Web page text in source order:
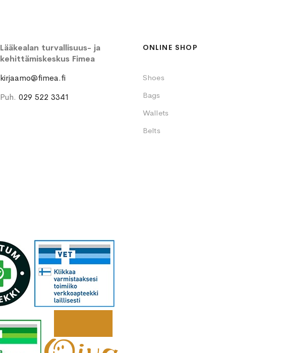
Lääkealan turvallisuus- ja
kehittämiskeskus Fimea
kirjaamo@fimea.fi
Puh.029 522 3341
ONLINE SHOP
Shoes
Bags
Wallets
Belts